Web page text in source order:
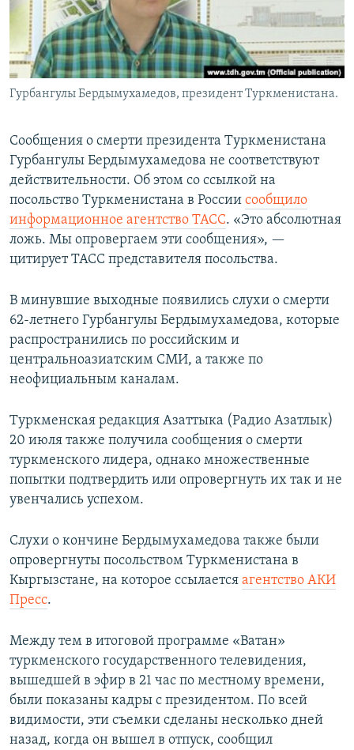
Гурбангулы Бердымухамедов, президент Туркменистана.
Сообщения о смерти президента Туркменистана
Гурбангулы Бердымухамедова не соответствуют
действительности. Об этом со ссылкой на
посольство Туркменистана в России сообщило
информационное агентство ТАСС. «Это абсолютная
ложь. Мы опровергаем эти сообщения», —
цитирует ТАСС представителя посольства.
В минувшие выходные появились слухи о смерти
62-летнего Гурбангулы Бердымухамедова, которые
распространились по российским и
центральноазиатским СМИ, а также по
неофициальным каналам.
Туркменская редакция Азаттыка (Радио Азатлык)
20 июля также получила сообщения о смерти
туркменского лидера, однако множественные
попытки подтвердить или опровергнуть их так и не
увенчались успехом.
Слухи о кончине Бердымухамедова также были
опровергнуты посольством Туркменистана в
Кыргызстане, на которое ссылается агентство АКИ
Пресс.
Между тем в итоговой программе «Ватан»
туркменского государственного телевидения,
вышедшей в эфир в 21 час по местному времени,
были показаны кадры с президентом. По всей
видимости, эти съемки сделаны несколько дней
назад, когда он вышел в отпуск, сообщил